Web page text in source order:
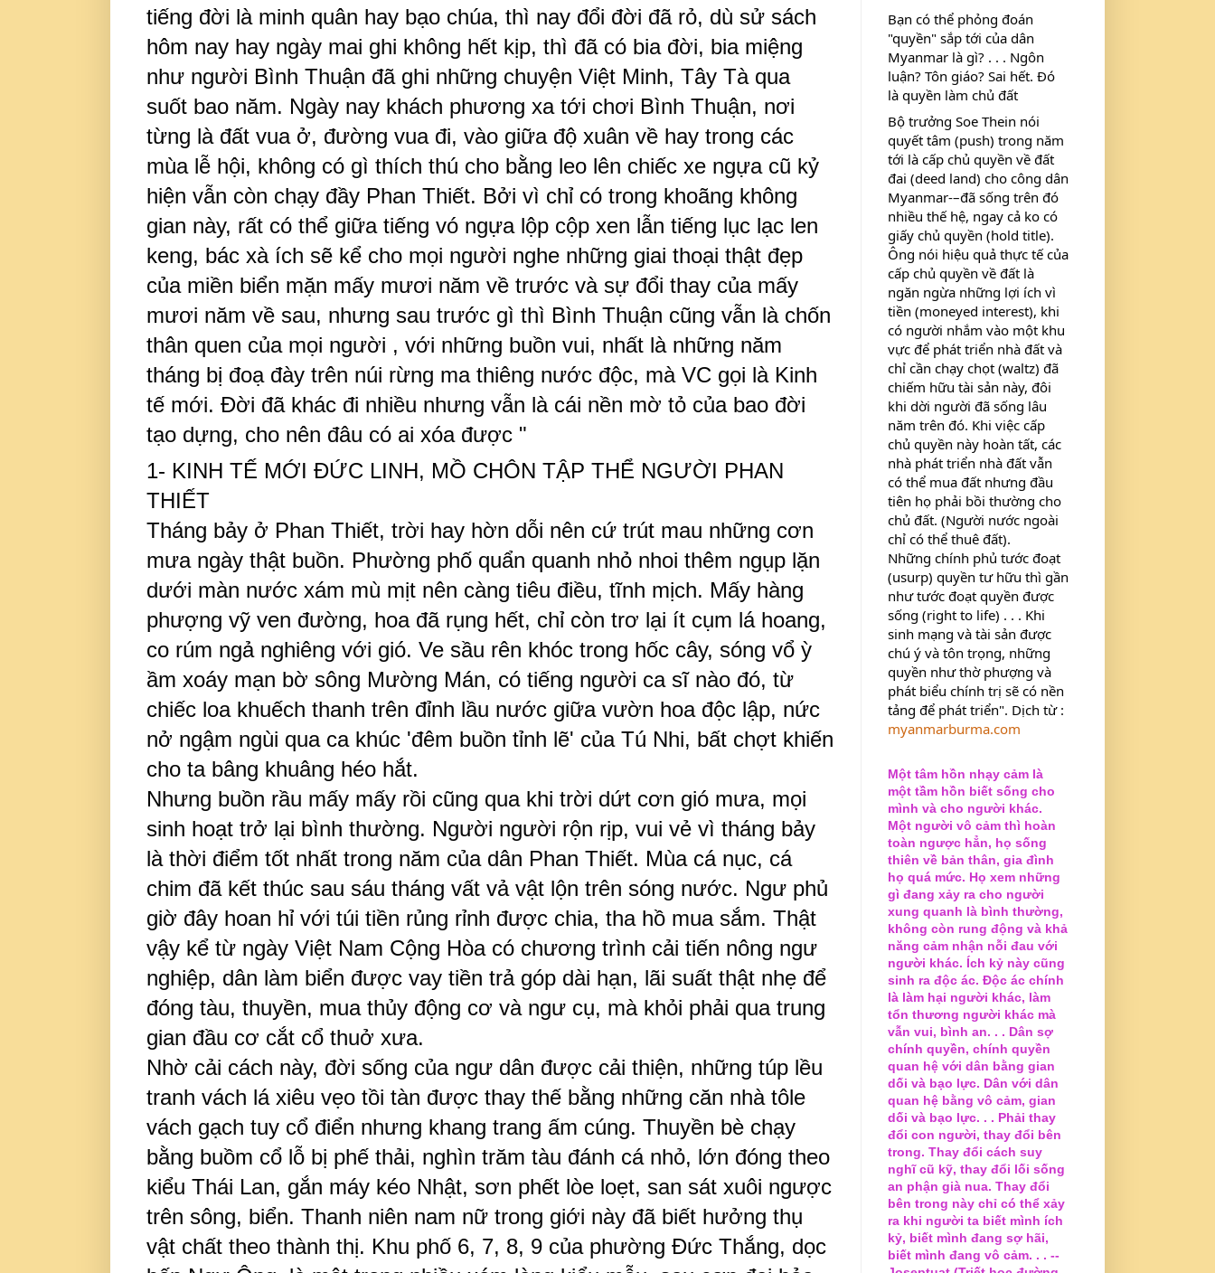
tiếng đời là minh quân hay bạo chúa, thì nay đổi đời đã rỏ, dù sử sách
hôm nay hay ngày mai ghi không hết kịp, thì đã có bia đời, bia miệng
như người Bình Thuận đã ghi những chuyện Việt Minh, Tây Tà qua
suốt bao năm. Ngày nay khách phương xa tới chơi Bình Thuận, nơi
từng là đất vua ở, đường vua đi, vào giữa độ xuân về hay trong các
mùa lễ hội, không có gì thích thú cho bằng leo lên chiếc xe ngựa cũ kỷ
hiện vẫn còn chạy đầy Phan Thiết. Bởi vì chỉ có trong khoãng không
gian này, rất có thể giữa tiếng vó ngựa lộp cộp xen lẫn tiếng lục lạc len
keng, bác xà ích sẽ kể cho mọi người nghe những giai thoại thật đẹp
của miền biển mặn mấy mươi năm về trước và sự đổi thay của mấy
mươi năm về sau, nhưng sau trước gì thì Bình Thuận cũng vẫn là chốn
thân quen của mọi người , với những buồn vui, nhất là những năm
tháng bị đoạ đày trên núi rừng ma thiêng nước độc, mà VC gọi là Kinh
tế mới. Đời đã khác đi nhiều nhưng vẫn là cái nền mờ tỏ của bao đời
tạo dựng, cho nên đâu có ai xóa được "
1- KINH TẾ MỚI ĐỨC LINH, MỒ CHÔN TẬP THỂ NGƯỜI PHAN
THIẾT
Tháng bảy ở Phan Thiết, trời hay hờn dỗi nên cứ trút mau những cơn
mưa ngày thật buồn. Phường phố quẩn quanh nhỏ nhoi thêm ngụp lặn
dưới màn nước xám mù mịt nên càng tiêu điều, tĩnh mịch. Mấy hàng
phượng vỹ ven đường, hoa đã rụng hết, chỉ còn trơ lại ít cụm lá hoang,
co rúm ngả nghiêng với gió. Ve sầu rên khóc trong hốc cây, sóng vổ ỳ
ầm xoáy mạn bờ sông Mường Mán, có tiếng người ca sĩ nào đó, từ
chiếc loa khuếch thanh trên đỉnh lầu nước giữa vườn hoa độc lập, nức
nở ngậm ngùi qua ca khúc 'đêm buồn tỉnh lẽ' của Tú Nhi, bất chợt khiến
cho ta bâng khuâng héo hắt.
Nhưng buồn rầu mấy mấy rồi cũng qua khi trời dứt cơn gió mưa, mọi
sinh hoạt trở lại bình thường. Người người rộn rịp, vui vẻ vì tháng bảy
là thời điểm tốt nhất trong năm của dân Phan Thiết. Mùa cá nục, cá
chim đã kết thúc sau sáu tháng vất vả vật lộn trên sóng nước. Ngư phủ
giờ đây hoan hỉ với túi tiền rủng rỉnh được chia, tha hồ mua sắm. Thật
vậy kể từ ngày Việt Nam Cộng Hòa có chương trình cải tiến nông ngư
nghiệp, dân làm biển được vay tiền trả góp dài hạn, lãi suất thật nhẹ để
đóng tàu, thuyền, mua thủy động cơ và ngư cụ, mà khỏi phải qua trung
gian đầu cơ cắt cổ thuở xưa.
Nhờ cải cách này, đời sống của ngư dân được cải thiện, những túp lều
tranh vách lá xiêu vẹo tồi tàn được thay thế bằng những căn nhà tôle
vách gạch tuy cổ điển nhưng khang trang ấm cúng. Thuyền bè chạy
bằng buồm cổ lỗ bị phế thải, nghìn trăm tàu đánh cá nhỏ, lớn đóng theo
kiểu Thái Lan, gắn máy kéo Nhật, sơn phết lòe loẹt, san sát xuôi ngược
trên sông, biển. Thanh niên nam nữ trong giới này đã biết hưởng thụ
vật chất theo thành thị. Khu phố 6, 7, 8, 9 của phường Đức Thắng, dọc
Bạn có thể phỏng đoán
"quyền" sắp tới của dân
Myanmar là gì? . . . Ngôn
luận? Tôn giáo? Sai hết. Đó
là quyền làm chủ đất
Bộ trưởng Soe Thein nói
quyết tâm (push) trong năm
tới là cấp chủ quyền về đất
đai (deed land) cho công dân
Myanmar-–đã sống trên đó
nhiều thế hệ, ngay cả ko có
giấy chủ quyền (hold title).
Ông nói hiệu quả thực tế của
cấp chủ quyền về đất là
ngăn ngừa những lợi ích vì
tiền (moneyed interest), khi
có người nhắm vào một khu
vực để phát triển nhà đất và
chỉ cần chạy chọt (waltz) đã
chiếm hữu tài sản này, đôi
khi dời người đã sống lâu
năm trên đó. Khi việc cấp
chủ quyền này hoàn tất, các
nhà phát triển nhà đất vẫn
có thể mua đất nhưng đầu
tiên họ phải bồi thường cho
chủ đất. (Người nước ngoài
chỉ có thể thuê đất).
Những chính phủ tước đoạt
(usurp) quyền tư hữu thì gần
như tước đoạt quyền được
sống (right to life) . . . Khi
sinh mạng và tài sản được
chú ý và tôn trọng, những
quyền như thờ phượng và
phát biểu chính trị sẽ có nền
myanmarburma.com
Một tâm hồn nhạy cảm là
một tầm hồn biết sống cho
mình và cho người khác.
Một người vô cảm thì hoàn
toàn ngược hẳn, họ sống
thiên về bản thân, gia đình
họ quá mức. Họ xem những
gì đang xảy ra cho người
xung quanh là bình thường,
không còn rung động và khả
năng cảm nhận nỗi đau với
người khác. Ích kỷ này cũng
sinh ra độc ác. Độc ác chính
là làm hại người khác, làm
tổn thương người khác mà
vẫn vui, bình an. . . Dân sợ
chính quyền, chính quyền
quan hệ với dân bằng gian
dối và bạo lực. Dân với dân
quan hệ bằng vô cảm, gian
dối và bạo lực. . . Phải thay
đổi con người, thay đổi bên
trong. Thay đổi cách suy
nghĩ cũ kỹ, thay đổi lối sống
an phận già nua. Thay đổi
bên trong này chỉ có thể xảy
ra khi người ta biết mình ích
kỷ, biết mình đang sợ hãi,
biết mình đang vô cảm. . . --